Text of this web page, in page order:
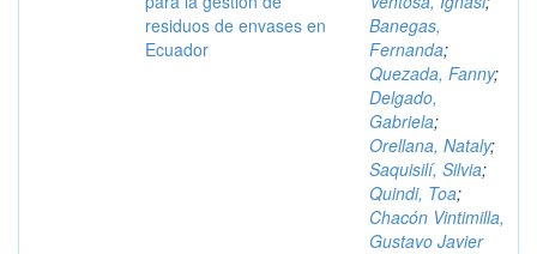
residuos de envases en
Ecuador
Banegas,
Fernanda;
Quezada, Fanny;
Delgado,
Gabriela;
Orellana, Nataly;
Saquisilí, Silvia;
Quindi, Toa;
Chacón Vintimilla,
Gustavo Javier